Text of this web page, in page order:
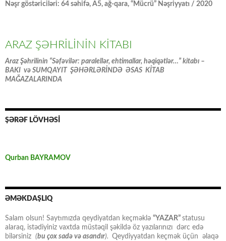
Nəşr göstəriciləri: 64 səhifə, A5, ağ-qara, “Mücrü” Nəşriyyatı / 2020
ARAZ ŞƏHRİLİNİN KİTABI
Araz Şəhrilinin “Səfəvilər: paralellər, ehtimallar, həqiqətlər…” kitabı –
BAKI və SUMQAYIT ŞƏHƏRLƏRİNDƏ ƏSAS KİTAB
MAĞAZALARINDA
ŞƏRƏF LÖVHƏSİ
Qurban BAYRAMOV
ƏMƏKDAŞLIQ
Salam olsun! Saytımızda qeydiyatdan keçməklə “YAZAR” statusu
alaraq, istədiyiniz vaxtda müstəqil şəkildə öz yazılarınızı dərc edə
bilərsiniz (bu çox sadə və asandır). Qeydiyyatdan keçmək üçün əlaqə